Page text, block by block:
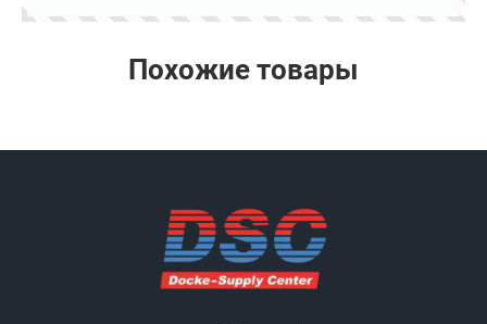
Похожие товары